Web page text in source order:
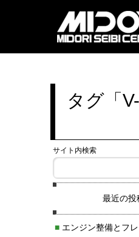
タグ「
サイト内検索
最近の投
■エンジン整備とフ